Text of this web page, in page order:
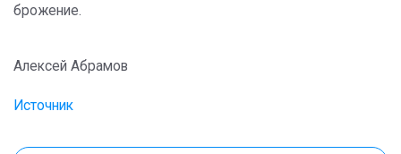
брожение.
Алексей Абрамов
Источник